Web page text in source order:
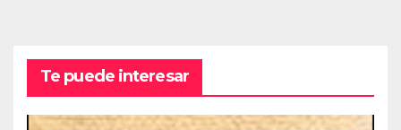
Te puede interesar